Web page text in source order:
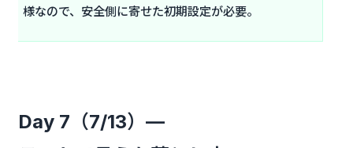
様なので、安全側に寄せた初期設定が必要。
Day 7（7/13）—